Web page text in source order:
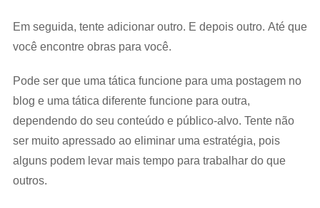
Em seguida, tente adicionar outro. E depois outro. Até que
você encontre obras para você.
Pode ser que uma tática funcione para uma postagem no
blog e uma tática diferente funcione para outra,
dependendo do seu conteúdo e público-alvo. Tente não
ser muito apressado ao eliminar uma estratégia, pois
alguns podem levar mais tempo para trabalhar do que
outros.